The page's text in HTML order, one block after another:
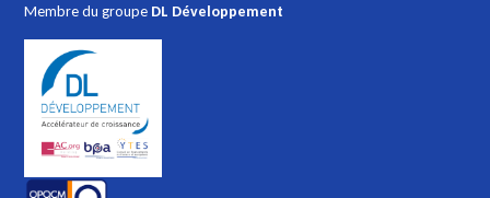
Membre du groupe DL Développement